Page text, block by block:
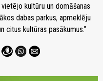
kultūru un domāšanas
dabas parkus, apmeklēju
citus kultūras pasākumus.”